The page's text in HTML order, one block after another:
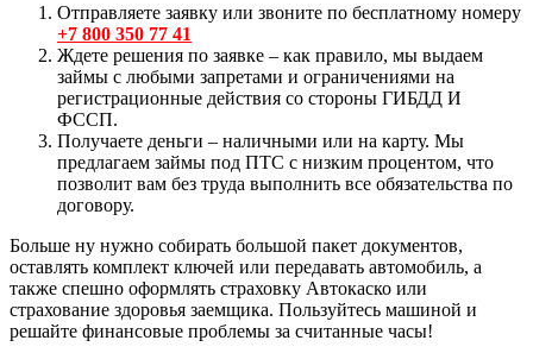
Отправляете заявку или звоните по бесплатному номеру
+7 800 350 77 41
Ждете решения по заявке – как правило, мы выдаем
займы с любыми запретами и ограничениями на
регистрационные действия со стороны ГИБДД И
ФССП.
Получаете деньги – наличными или на карту. Мы
предлагаем займы под ПТС с низким процентом, что
позволит вам без труда выполнить все обязательства по
договору.
Больше ну нужно собирать большой пакет документов,
оставлять комплект ключей или передавать автомобиль, а
также спешно оформлять страховку Автокаско или
страхование здоровья заемщика. Пользуйтесь машиной и
решайте финансовые проблемы за считанные часы!